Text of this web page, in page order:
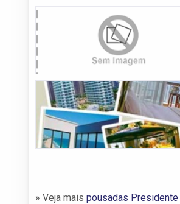
» Veja mais pousadas